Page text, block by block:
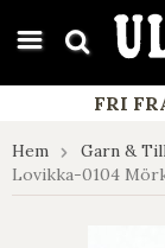
google-site-
FRI
Hem Garn &
Lovikka-0104